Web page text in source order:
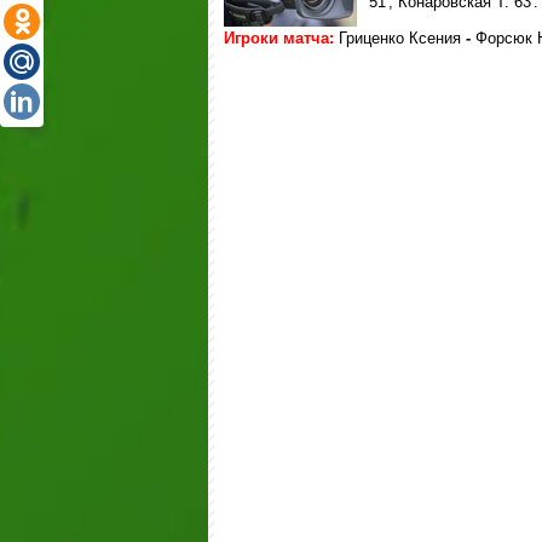
Игроки матча: Гриценко Ксения- Форсюк